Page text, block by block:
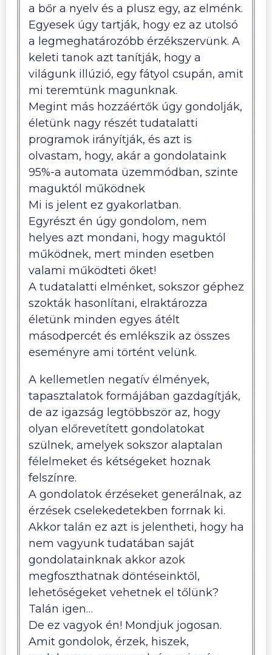
a bőr a nyelv és a plusz egy, az elménk.
Egyesek úgy tartják, hogy ez az utolsó
a legmeghatározóbb érzékszervünk. A
keleti tanok azt tanítják, hogy a
világunk illúzió, egy fátyol csupán, amit
mi teremtünk magunknak.
Megint más hozzáértők úgy gondolják,
életünk nagy részét tudatalatti
programok irányítják, és azt is
olvastam, hogy, akár a gondolataink
95%-a automata üzemmódban, szinte
maguktól működnek
Mi is jelent ez gyakorlatban.
Egyrészt én úgy gondolom, nem
helyes azt mondani, hogy maguktól
működnek, mert minden esetben
valami működteti őket!
A tudatalatti elménket, sokszor géphez
szokták hasonlítani, elraktározza
életünk minden egyes átélt
másodpercét és emlékszik az összes
eseményre ami történt velünk.
A kellemetlen negatív élmények,
tapasztalatok formájában gazdagítják,
de az igazság legtöbbször az, hogy
olyan előrevetített gondolatokat
szülnek, amelyek sokszor alaptalan
félelmeket és kétségeket hoznak
felszínre.
A gondolatok érzéseket generálnak, az
érzések cselekedetekben forrnak ki.
Akkor talán ez azt is jelentheti, hogy ha
nem vagyunk tudatában saját
gondolatainknak akkor azok
megfoszthatnak döntéseinktől,
lehetőségeket vehetnek el tőlünk?
Talán igen…
De ez vagyok én! Mondjuk jogosan.
Amit gondolok, érzek, hiszek,